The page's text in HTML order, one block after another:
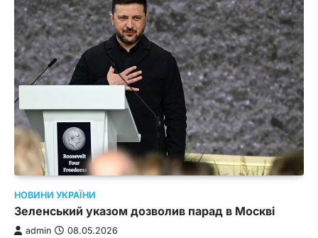
НОВИНИ УКРАЇНИ
Зеленський указом дозволив парад в Москві
admin 08.05.2026